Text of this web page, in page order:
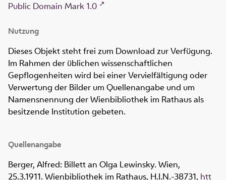
Public Domain Mark 1.0
Nutzung
Dieses Objekt steht frei zum Download zur Verfügung.
Im Rahmen der üblichen wissenschaftlichen
Gepflogenheiten wird bei einer Vervielfältigung oder
Verwertung der Bilder um Quellenangabe und um
Namensnennung der Wienbibliothek im Rathaus als
besitzende Institution gebeten.
Quellenangabe
Berger, Alfred: Billett an Olga Lewinsky. Wien,
25.3.1911. Wienbibliothek im Rathaus, H.I.N.-38731, htt